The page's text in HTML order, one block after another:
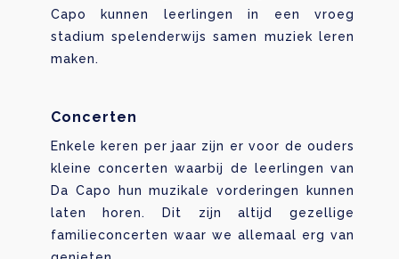
Capo kunnen leerlingen in een vroeg
stadium spelenderwijs samen muziek leren
maken.
Concerten
Enkele keren per jaar zijn er voor de ouders
kleine concerten waarbij de leerlingen van
Da Capo hun muzikale vorderingen kunnen
laten horen. Dit zijn altijd gezellige
familieconcerten waar we allemaal erg van